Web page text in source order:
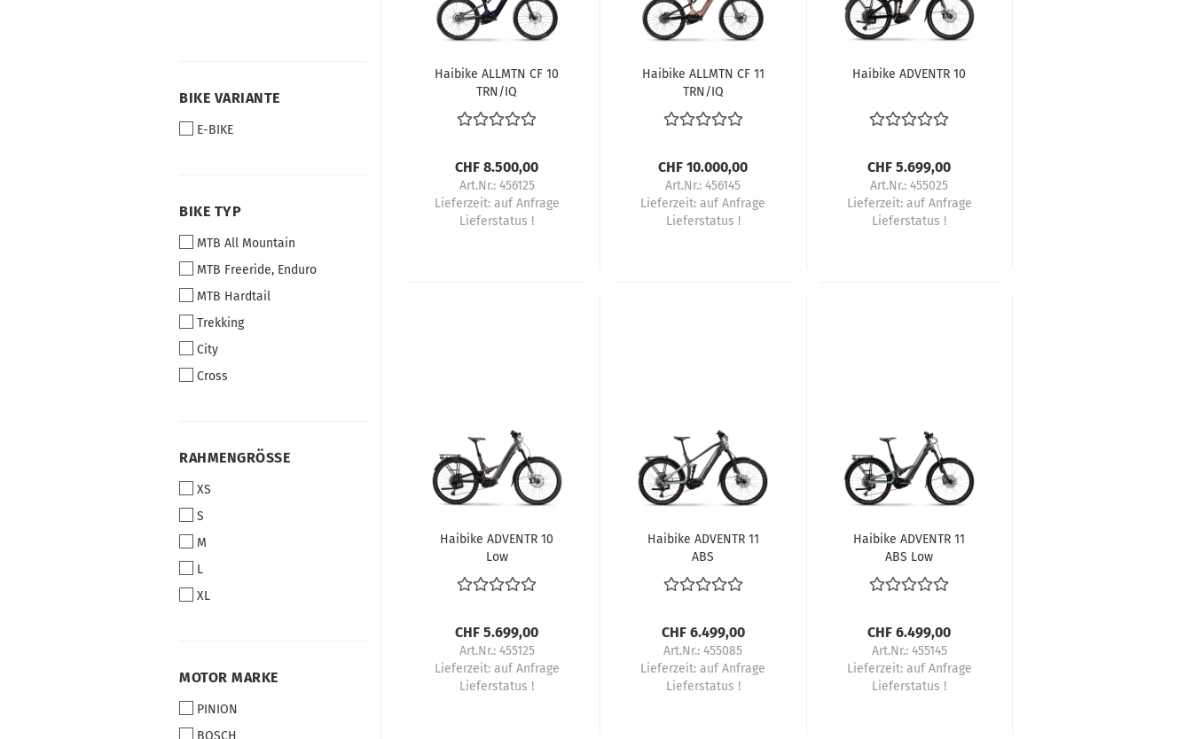
BIKE
BIKE VARIANTE
E-BIKE
BIKE
BIKE TYP
MTB All Mountain
MTB Freeride, Enduro
MTB Hardtail
Trekking
City
Cross
RAHMENGRÖSSE
RAHMENGRÖSSE
XS
S
M
L
XL
MOTOR
MOTOR MARKE
PINION
BOSCH
Haibike ALLMTN CF 10
TRN/IQ
CHF 8.500,00
Art.Nr.: 456125
Lieferzeit: auf Anfrage
Lieferstatus !
Haibike ALLMTN CF 11
TRN/IQ
CHF 10.000,00
Art.Nr.: 456145
Lieferzeit:auf Anfrage
Lieferstatus !
Haibike ADVENTR 10
CHF 5.699,00
Art.Nr.: 455025
Lieferzeit: auf Anfrage
Lieferstatus !
Haibike ADVENTR 10
Low
CHF 5.699,00
Art.Nr.: 455125
Lieferzeit: auf Anfrage
Lieferstatus !
Haibike ADVENTR 11
ABS
CHF 6.499,00
Art.Nr.: 455085
Lieferzeit:auf Anfrage
Lieferstatus !
Haibike ADVENTR 11
ABS Low
CHF 6.499,00
Art.Nr.: 455145
Lieferzeit: auf Anfrage
Lieferstatus !